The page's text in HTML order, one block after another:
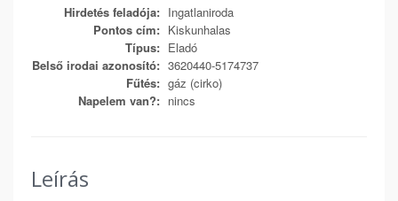
Hirdetés feladója: Ingatlaniroda
Pontos cím: Kiskunhalas
Típus: Eladó
Belső irodai azonosító: 3620440-5174737
Fűtés: gáz (cirko)
Napelem van?: nincs
Leírás